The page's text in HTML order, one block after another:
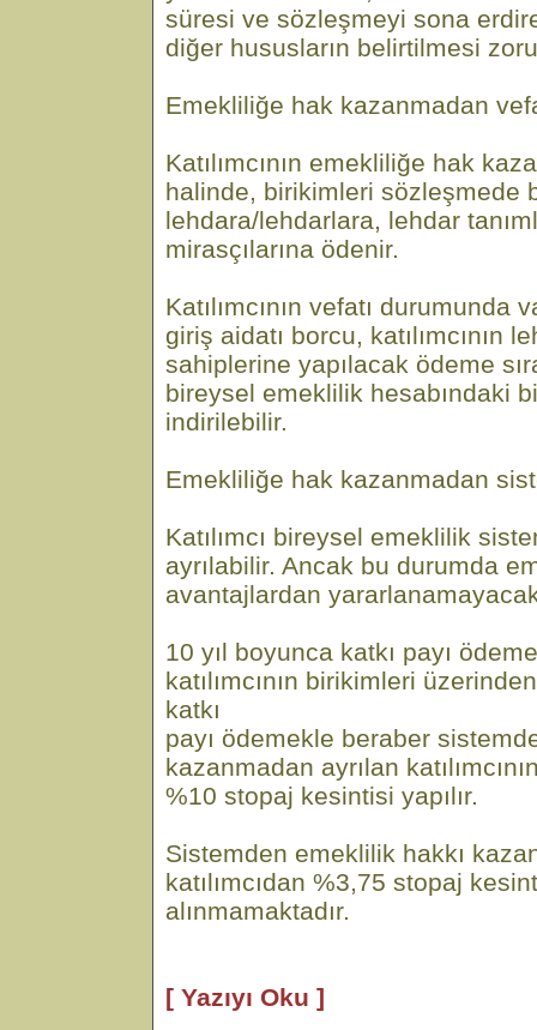
süresi ve sözleşmeyi sona
diğer hususların belirtilmesi
Emekliliğe hak kazanmadan
Katılımcının emekliliğe hak
halinde, birikimleri sözleşmede
lehdara/lehdarlara, lehdar
mirasçılarına ödenir.
Katılımcının vefatı durumunda
giriş aidatı borcu, katılımcının
sahiplerine yapılacak ödeme
bireysel emeklilik hesabındaki
indirilebilir.
Emekliliğe hak kazanmadan
Katılımcı bireysel emeklilik
ayrılabilir. Ancak bu durumda
avantajlardan
10 yıl boyunca katkı payı
katılımcının birikimleri
katkı
payı ödemekle beraber
kazanmadan ayrılan
%10 stopaj kesintisi yapılır.
Sistemden emeklilik hakkı
katılımcıdan %3,75 stopaj
alınmamaktadır.
[ Yazıyı Oku ]